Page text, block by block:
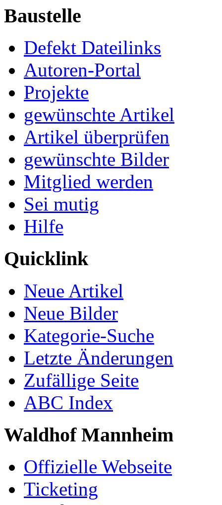
Baustelle
Defekt Dateilinks
Autoren-Portal
Projekte
gewünschte Artikel
Artikel überprüfen
gewünschte Bilder
Mitglied werden
Sei mutig
Hilfe
Quicklink
Neue Artikel
Neue Bilder
Kategorie-Suche
Letzte Änderungen
Zufällige Seite
ABC Index
Waldhof Mannheim
Offizielle Webseite
Ticketing